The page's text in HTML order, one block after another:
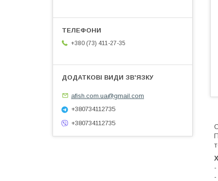
-
+380 (73) 411-27-35
afish.com.ua@gmail.com
+380734112735
+380734112735